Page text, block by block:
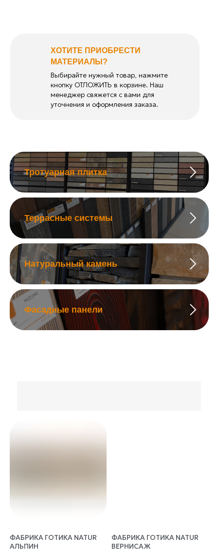
Выбирайте нужный товар, нажмите
кнопку ОТЛОЖИТЬ в корзине. Наш
менеджер свяжется с вами для
уточнения и оформления заказа.
ХОТИТЕ ПРИОБРЕСТИ
МАТЕРИАЛЫ?
Тротуарная плитка
Террасные системы
Натуральный камень
Фасадные панели
ФАБРИКА ГОТИКА NATUR
АЛЬПИН
ФАБРИКА ГОТИКА NATUR
ВЕРНИСАЖ